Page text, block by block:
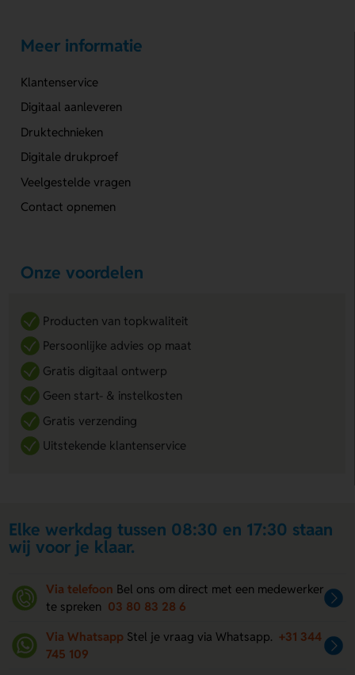
Meer informatie
Klantenservice
Digitaal aanleveren
Druktechnieken
Digitale drukproef
Veelgestelde vragen
Contact opnemen
Onze voordelen
Producten van topkwaliteit
Persoonlijke advies op maat
Gratis digitaal ontwerp
Geen start- & instelkosten
Gratis verzending
Uitstekende klantenservice
Elke werkdag tussen 08:30 en 17:30 staan
wij voor je klaar.
Via telefoon Bel ons om direct met een medewerker
te spreken 03 80 83 28 6
Via Whatsapp Stel je vraag via Whatsapp. +31 344
745 109